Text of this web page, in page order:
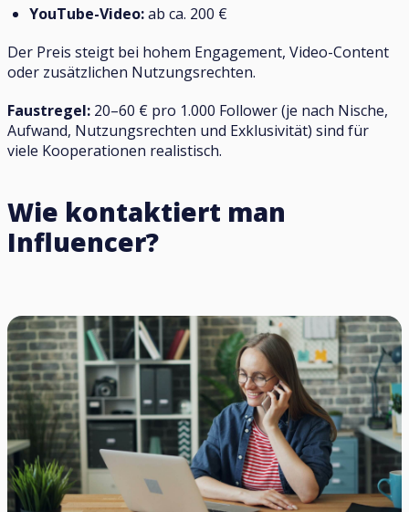
YouTube-Video:ab ca. 200 €
Der Preis steigt bei hohem Engagement, Video-Content
oder zusätzlichen Nutzungsrechten.
Faustregel: 20–60 € pro 1.000 Follower (je nach Nische,
Aufwand, Nutzungsrechten und Exklusivität) sind für
viele Kooperationen realistisch.
Wie kontaktiert man
Influencer?